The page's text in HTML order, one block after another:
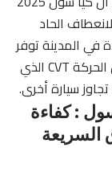
الحاد
في المدينة توفر
مستوى جيد من الحيوية، مع ناقل الحركة CVT الذي
سيارة أخرى.
: كفاءة
السريعة